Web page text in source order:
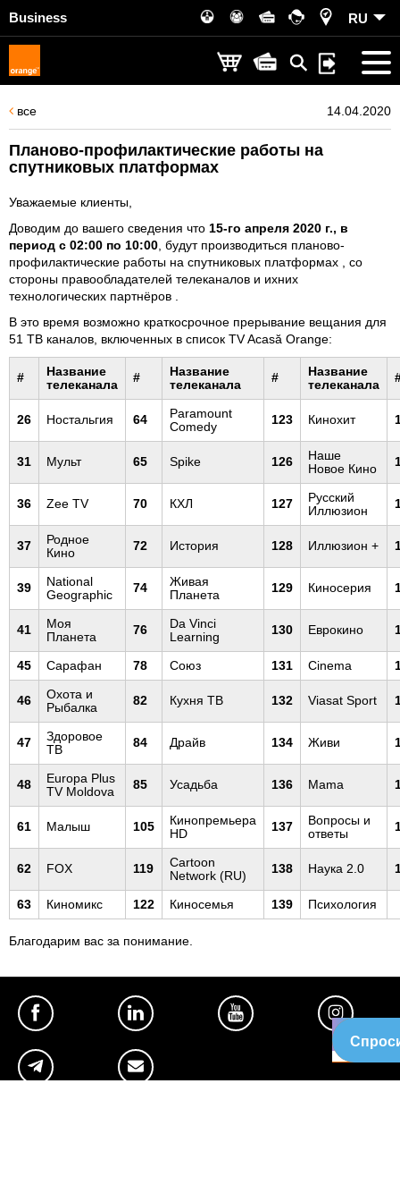
Business RU
все 14.04.2020
Планово-профилактические работы на
спутниковых платформах
Уважаемые клиенты,
Доводим до вашего сведения что 15-го апреля 2020 г., в
период с 02:00 по 10:00 , будут производиться планово-
профилактические работы на спутниковых платформах , со
стороны правообладателей телеканалов и ихних
технологических партнёров .
В это время возможно краткосрочное прерывание вещания для
51 ТВ каналов, включенных в список TV Acasă Orange:
#
Название
телеканала
#
Название
телеканала
#
Название
телеканала
26 Ностальгия 64
Paramount
Comedy
123 Кинохит
31 Мульт 65 Spike 126
Наше
Новое Кино
36 Zee TV 70 КХЛ 127
Русский
Иллюзион
37
Родное
Кино
72 История 128 Иллюзион +
39
National
Geographic
74
Живая
Планета
129 Киносерия
41
Моя
Планета
76
Da Vinci
Learning
130 Еврокино
45 Сарафан 78 Союз 131 Cinema
46
Охота и
Рыбалка
82 Кухня ТВ 132 Viasat Sport
47
Здоровое
ТВ
84 Драйв 134 Живи
48
Europa Plus
TV Moldova
85 Усадьба 136 Mama
61 Малыш 105
Кинопремьера
HD
137
Вопросы и
ответы
62 FOX 119
Cartoon
Network (RU)
138 Наука 2.0
63 Киномикс 122 Киносемья 139 Психология
Благодарим вас за понимание.